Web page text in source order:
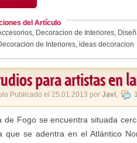
del Artículo
, Decoracion de Interiores,
de Interiores, ideas decoracion
para artistas en
Publicado el 25.01.2013 por Javi,
de Fogo se encuentra situada
que se adentra en el Atlántico